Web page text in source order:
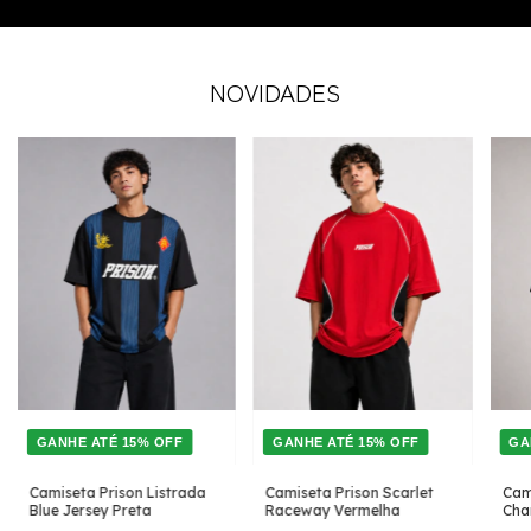
NOVIDADES
GANHE ATÉ 15% OFF
Camiseta Prison Listrada
Blue Jersey Preta
GANHE ATÉ 15% OFF
Camiseta Prison Scarlet
Raceway Vermelha